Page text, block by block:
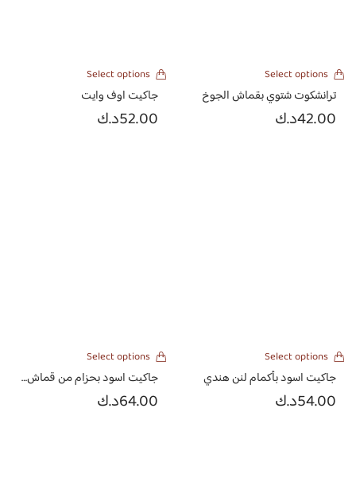
Select options
ترانشكوت شتوي بقماش الجوخ
42.00د.ك
Select options
جاكيت اوف وايت
52.00د.ك
Select options
جاكيت اسود بأكمام لنن هندي
54.00د.ك
Select options
جاكيت اسود بحزام من قماش المكسيماره الجينز
64.00د.ك